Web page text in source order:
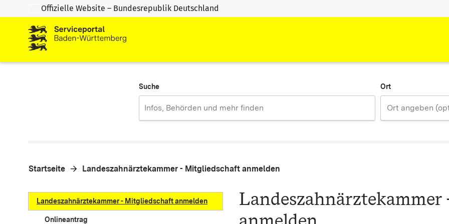
Zum Inhalt springen
Zur Suche springen
Offizielle Website – Bundesrepublik Deutschland
Suche Ort
Startseite Landeszahnärztekammer - Mitgliedschaft anmelden
Landeszahnärztekammer - Mitgliedschaft anmelden
Onlineantrag